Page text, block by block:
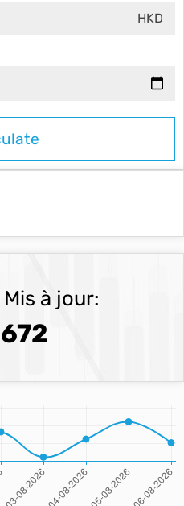
HKD
à jour: